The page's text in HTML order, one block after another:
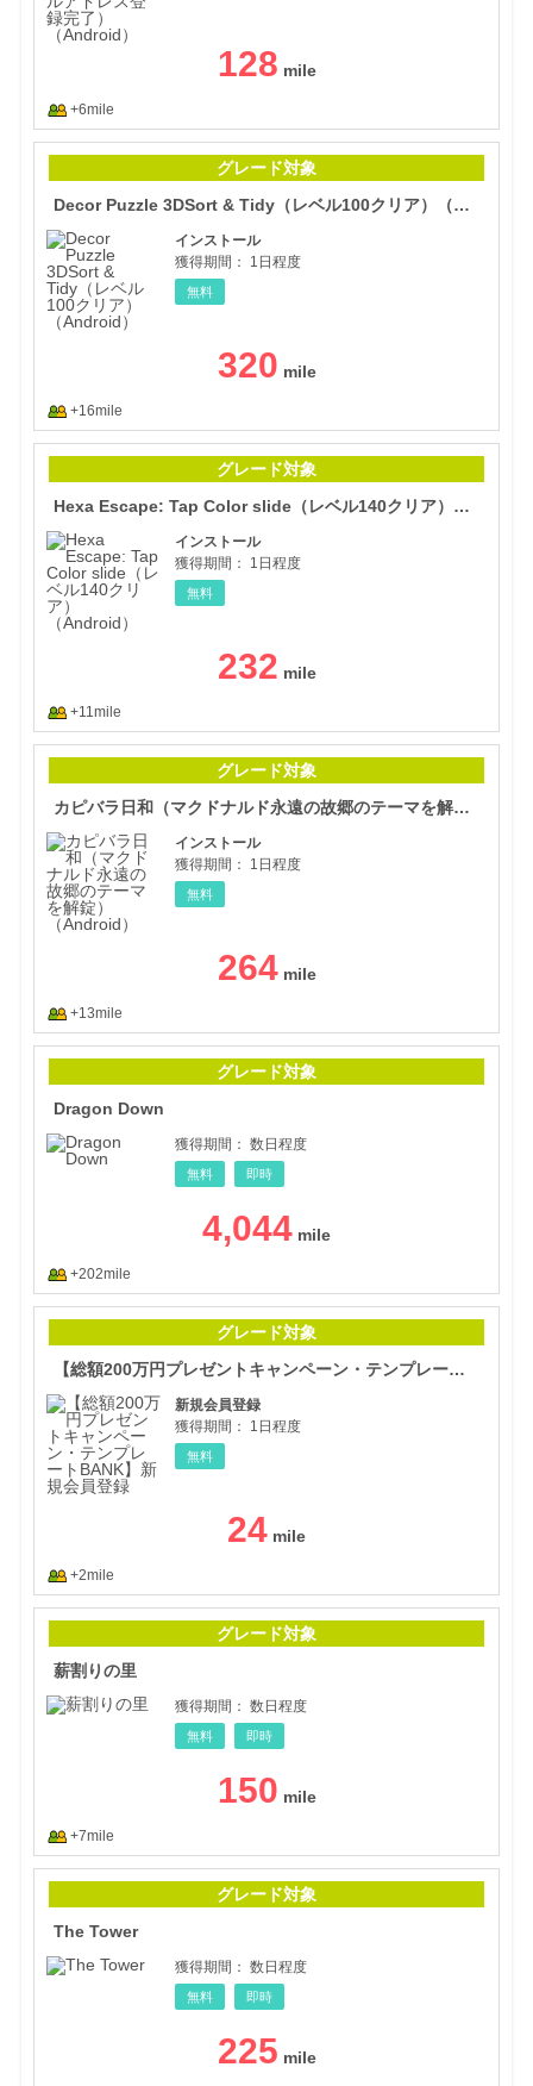
128
+6mile
グレード対象
Decor Puzzle 3DSort & Tidy（レベル100クリア）（Android）
インストール
獲得期間：
1日程度
無料
320
+16mile
グレード対象
Hexa Escape: Tap Color slide（レベル140クリア）（Android）
インストール
獲得期間：
1日程度
無料
232
+11mile
グレード対象
カピバラ日和（マクドナルド永遠の故郷のテーマを解錠）（Android）
インストール
獲得期間：
1日程度
無料
264
+13mile
グレード対象
Dragon Down
獲得期間： 数日程度
無料 即時
4,044
+202mile
グレード対象
【総額200万円プレゼントキャンペーン・テンプレートBANK】新規会員登録
新規会員登録
獲得期間：
1日程度
無料
24
+2mile
グレード対象
薪割りの里
獲得期間： 数日程度
無料 即時
150
+7mile
グレード対象
The Tower
獲得期間： 数日程度
無料 即時
225